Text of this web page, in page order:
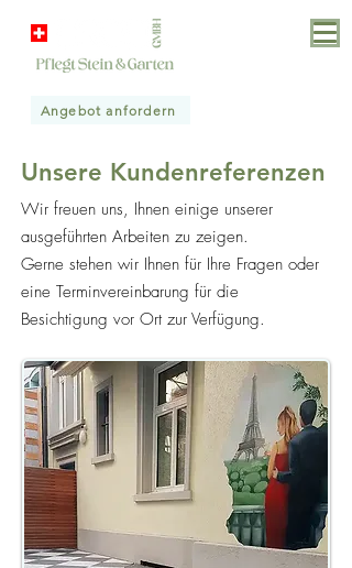
Angebot anfordern
Unsere Kundenreferenzen
Wir freuen uns, Ihnen einige unserer
ausgeführten Arbeiten zu zeigen.
Gerne stehen wir Ihnen für Ihre Fragen oder
eine Terminvereinbarung für die
Besichtigung vor Ort zur Verfügung.